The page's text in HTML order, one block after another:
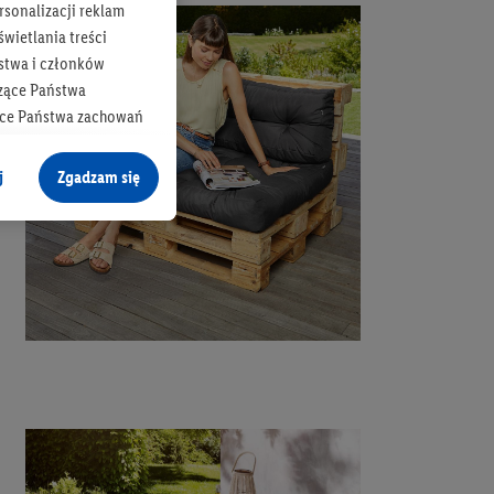
reklam
treści
i członków
Państwa
Państwa zachowań
o dane z innych
w usługach Lidl,
przez różne
istniejące konto
z jednym z wyżej
który możemy
Zgadzam się